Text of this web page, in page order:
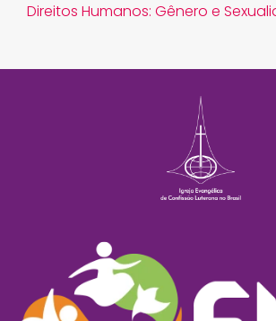
Direitos Humanos: Gênero e